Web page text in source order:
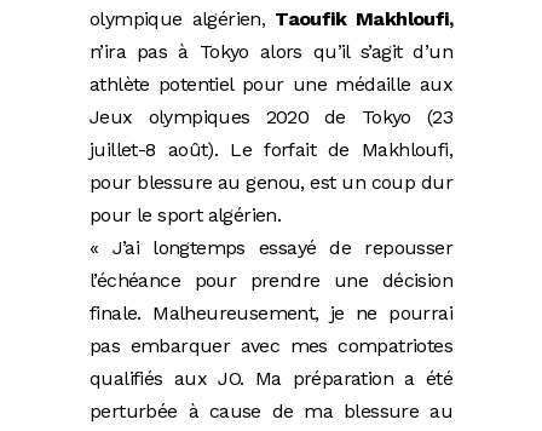
olympique algérien, Taoufik Makhloufi,
n’ira pas à Tokyo alors qu’il s’agit d’un
athlète potentiel pour une médaille aux
Jeux olympiques 2020 de Tokyo (23
juillet-8 août). Le forfait de Makhloufi,
pour blessure au genou, est un coup dur
pour le sport algérien.
« J’ai longtemps essayé de repousser
l’échéance pour prendre une décision
finale. Malheureusement, je ne pourrai
pas embarquer avec mes compatriotes
qualifiés aux JO. Ma préparation a été
perturbée à cause de ma blessure au